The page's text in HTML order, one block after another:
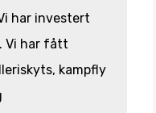
har investert
Vi har fått
kampfly